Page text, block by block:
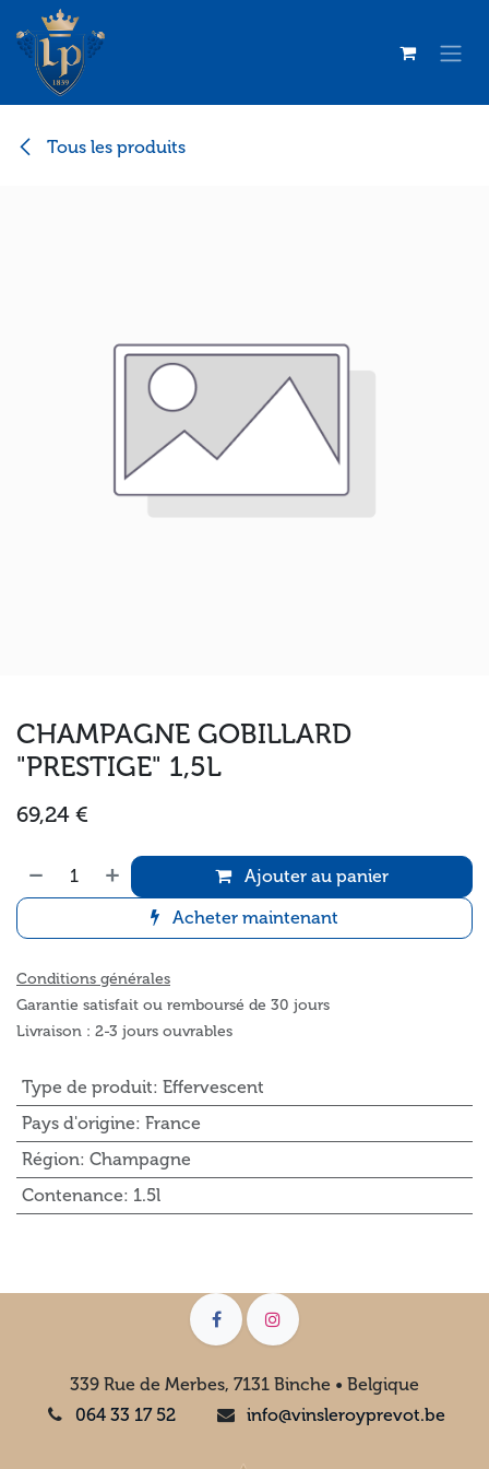
Se rendre au contenu
Tous les produits
CHAMPAGNE GOBILLARD
"PRESTIGE" 1,5L
69,24 €
Ajouter au panier
Acheter maintenant
Conditions générales
Garantie satisfait ou remboursé de 30 jours
Livraison : 2-3 jours ouvrables
Type de produit: Effervescent
Pays d'origine: France
Région: Champagne
Contenance: 1.5l
339 Rue de Merbes, 7131 Binche • Belgique
064 33 17 52
info@vinsleroyprevot.be